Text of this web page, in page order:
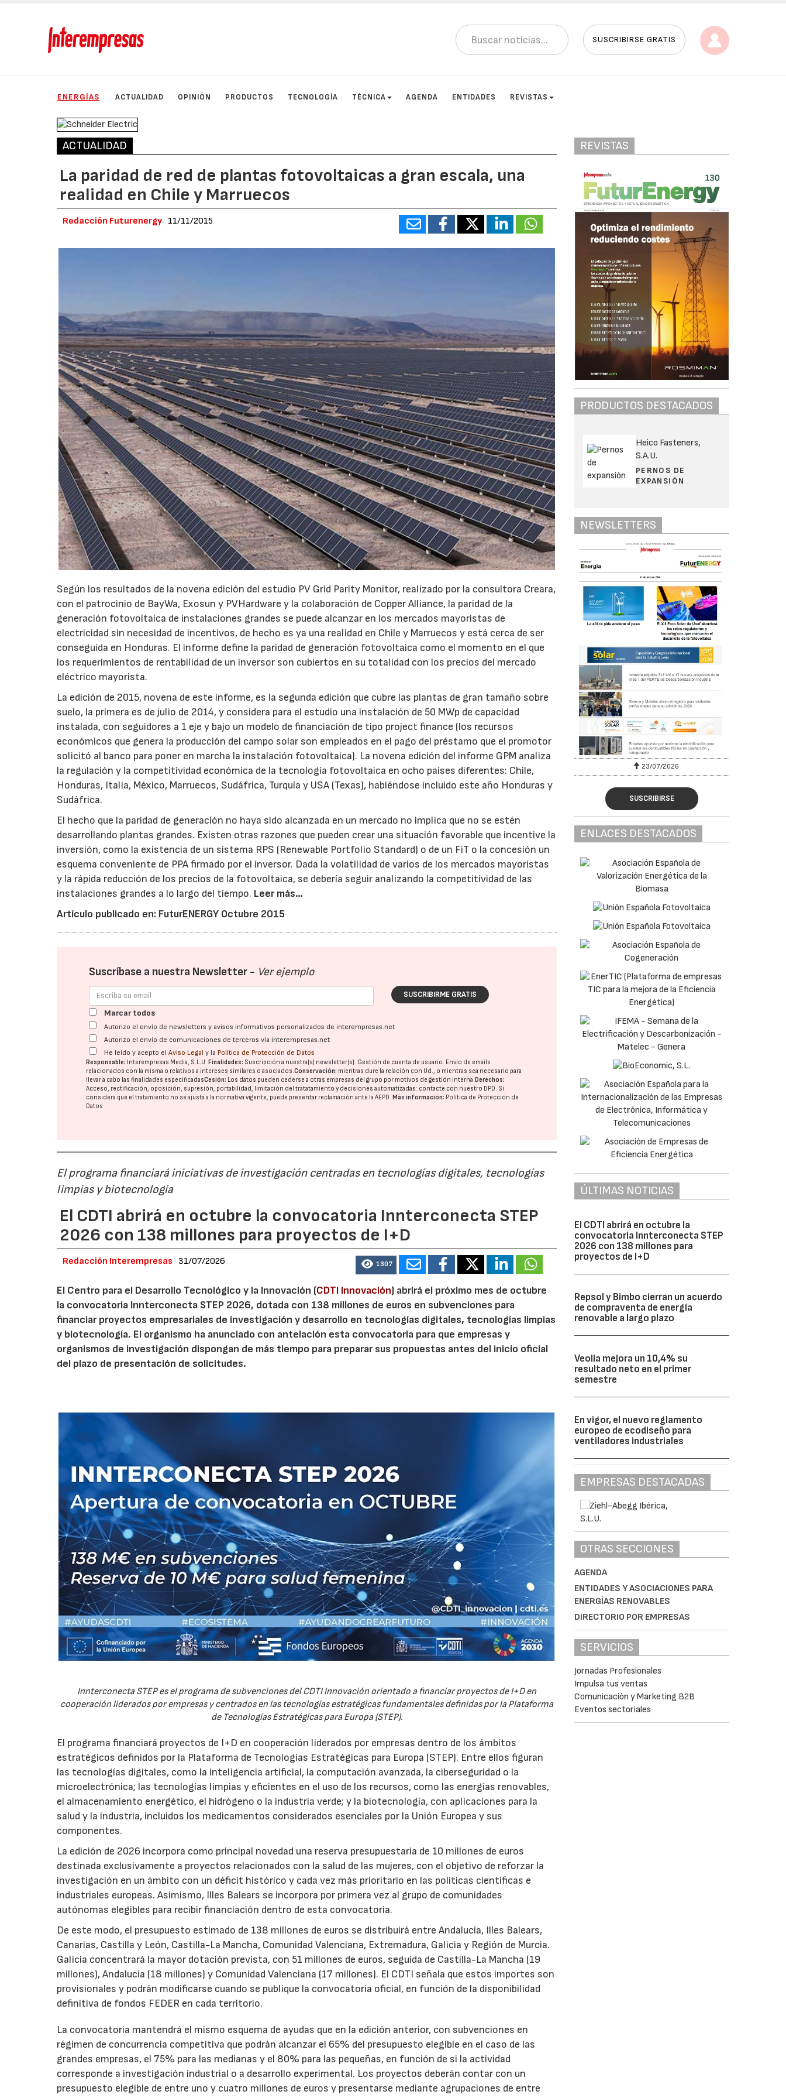
SUSCRIBIRSE GRATIS
ENERGÍAS ACTUALIDAD OPINIÓN PRODUCTOS TECNOLOGÍA TÉCNICA AGENDA ENTIDADES REVISTAS
ACTUALIDAD
La paridad de red de plantas fotovoltaicas a gran escala, una
realidad en Chile y Marruecos
Redacción Futurenergy 11/11/2015
Según los resultados de la novena edición del estudio PV Grid Parity Monitor, realizado por la consultora Creara,
con el patrocinio de BayWa, Exosun y PVHardware y la colaboración de Copper Alliance, la paridad de la
generación fotovoltaica de instalaciones grandes se puede alcanzar en los mercados mayoristas de
electricidad sin necesidad de incentivos, de hecho es ya una realidad en Chile y Marruecos y está cerca de ser
conseguida en Honduras. El informe define la paridad de generación fotovoltaica como el momento en el que
los requerimientos de rentabilidad de un inversor son cubiertos en su totalidad con los precios del mercado
eléctrico mayorista.
La edición de 2015, novena de este informe, es la segunda edición que cubre las plantas de gran tamaño sobre
suelo, la primera es de julio de 2014, y considera para el estudio una instalación de 50 MWp de capacidad
instalada, con seguidores a 1 eje y bajo un modelo de financiación de tipo project finance (los recursos
económicos que genera la producción del campo solar son empleados en el pago del préstamo que el promotor
solicitó al banco para poner en marcha la instalación fotovoltaica). La novena edición del informe GPM analiza
la regulación y la competitividad económica de la tecnología fotovoltaica en ocho países diferentes: Chile,
Honduras, Italia, México, Marruecos, Sudáfrica, Turquía y USA (Texas), habiéndose incluido este año Honduras y
Sudáfrica.
El hecho que la paridad de generación no haya sido alcanzada en un mercado no implica que no se estén
desarrollando plantas grandes. Existen otras razones que pueden crear una situación favorable que incentive la
inversión, como la existencia de un sistema RPS (Renewable Portfolio Standard) o de un FiT o la concesión un
esquema conveniente de PPA firmado por el inversor. Dada la volatilidad de varios de los mercados mayoristas
y la rápida reducción de los precios de la fotovoltaica, se debería seguir analizando la competitividad de las
instalaciones grandes a lo largo del tiempo. Leer más…
Artículo publicado en: FuturENERGY Octubre 2015
Suscríbase a nuestra Newsletter - Ver ejemplo
SUSCRIBIRME GRATIS
Marcar todos
Autorizo el envío de newsletters y avisos informativos personalizados de interempresas.net
Autorizo el envío de comunicaciones de terceros vía interempresas.net
He leído y acepto elAviso Legal y la Política de Protección de Datos
Responsable: Interempresas Media, S.L.U.Finalidades: Suscripción a nuestra(s) newsletter(s). Gestión de cuenta de usuario. Envío de emails
relacionados con la misma o relativos a intereses similares o asociados.Conservación: mientras dure la relación con Ud., o mientras sea necesario para
llevar a cabo las finalidades especificadasCesión: Los datos pueden cederse a otras empresas del grupo por motivos de gestión interna.Derechos:
Acceso, rectificación, oposición, supresión, portabilidad, limitación del tratatamiento y decisiones automatizadas: contacte con nuestro DPD . Si
considera que el tratamiento no se ajusta a la normativa vigente, puede presentar reclamación ante laAEPD .Más información: Política de Protección de
Datos
El programa financiará iniciativas de investigación centradas en tecnologías digitales, tecnologías
limpias y biotecnología
El CDTI abrirá en octubre la convocatoria Innterconecta STEP
2026 con 138 millones para proyectos de I+D
Redacción Interempresas 31/07/2026 1307
El Centro para el Desarrollo Tecnológico y la Innovación (CDTI Innovación) abrirá el próximo mes de octubre
la convocatoria Innterconecta STEP 2026, dotada con 138 millones de euros en subvenciones para
financiar proyectos empresariales de investigación y desarrollo en tecnologías digitales, tecnologías limpias
y biotecnología. El organismo ha anunciado con antelación esta convocatoria para que empresas y
organismos de investigación dispongan de más tiempo para preparar sus propuestas antes del inicio oficial
del plazo de presentación de solicitudes.
Innterconecta STEP es el programa de subvenciones del CDTI Innovación orientado a financiar proyectos de I+D en
cooperación liderados por empresas y centrados en las tecnologías estratégicas fundamentales definidas por la Plataforma
de Tecnologías Estratégicas para Europa (STEP).
El programa financiará proyectos de I+D en cooperación liderados por empresas dentro de los ámbitos
estratégicos definidos por la Plataforma de Tecnologías Estratégicas para Europa (STEP). Entre ellos figuran
las tecnologías digitales, como la inteligencia artificial, la computación avanzada, la ciberseguridad o la
microelectrónica; las tecnologías limpias y eficientes en el uso de los recursos, como las energías renovables,
el almacenamiento energético, el hidrógeno o la industria verde; y la biotecnología, con aplicaciones para la
salud y la industria, incluidos los medicamentos considerados esenciales por la Unión Europea y sus
componentes.
La edición de 2026 incorpora como principal novedad una reserva presupuestaria de 10 millones de euros
destinada exclusivamente a proyectos relacionados con la salud de las mujeres, con el objetivo de reforzar la
investigación en un ámbito con un déficit histórico y cada vez más prioritario en las políticas científicas e
industriales europeas. Asimismo, Illes Balears se incorpora por primera vez al grupo de comunidades
autónomas elegibles para recibir financiación dentro de esta convocatoria.
De este modo, el presupuesto estimado de 138 millones de euros se distribuirá entre Andalucía, Illes Balears,
Canarias, Castilla y León, Castilla-La Mancha, Comunidad Valenciana, Extremadura, Galicia y Región de Murcia.
Galicia concentrará la mayor dotación prevista, con 51 millones de euros, seguida de Castilla-La Mancha (19
millones), Andalucía (18 millones) y Comunidad Valenciana (17 millones). El CDTI señala que estos importes son
provisionales y podrán modificarse cuando se publique la convocatoria oficial, en función de la disponibilidad
definitiva de fondos FEDER en cada territorio.
La convocatoria mantendrá el mismo esquema de ayudas que en la edición anterior, con subvenciones en
régimen de concurrencia competitiva que podrán alcanzar el 65% del presupuesto elegible en el caso de las
grandes empresas, el 75% para las medianas y el 80% para las pequeñas, en función de si la actividad
corresponde a investigación industrial o a desarrollo experimental. Los proyectos deberán contar con un
presupuesto elegible de entre uno y cuatro millones de euros y presentarse mediante agrupaciones de entre
REVISTAS
PRODUCTOS DESTACADOS
Heico Fasteners,
S.A.U.
PERNOS DE
EXPANSIÓN
NEWSLETTERS
23/07/2026 30/07/2026 23/07/2026
SUSCRIBIRSE
ENLACES DESTACADOS
ÚLTIMAS NOTICIAS
El CDTI abrirá en octubre la
convocatoria Innterconecta STEP
2026 con 138 millones para
proyectos de I+D
Repsol y Bimbo cierran un acuerdo
de compraventa de energía
renovable a largo plazo
Veolia mejora un 10,4% su
resultado neto en el primer
semestre
En vigor, el nuevo reglamento
europeo de ecodiseño para
ventiladores industriales
EMPRESAS DESTACADAS
OTRAS SECCIONES
AGENDA
ENTIDADES Y ASOCIACIONES PARA
ENERGÍAS RENOVABLES
DIRECTORIO POR EMPRESAS
SERVICIOS
Jornadas Profesionales
Impulsa tus ventas
Comunicación y Marketing B2B
Eventos sectoriales